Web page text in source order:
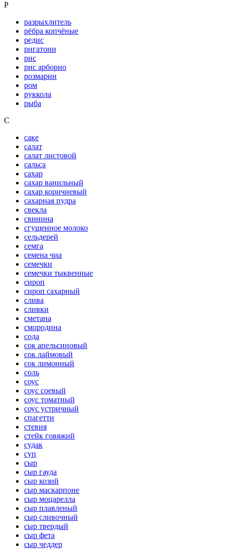
Р
разрыхлитель
рёбра копчёные
редис
ригатони
рис
рис арборио
розмарин
ром
руккола
рыба
С
саке
салат
салат листовой
сальса
сахар
сахар ванильный
сахар коричневый
сахарная пудра
свекла
свинина
сгущенное молоко
сельдерей
семга
семена чиа
семечки
семечки тыквенные
сироп
сироп сахарный
слива
сливки
сметана
смородина
сода
сок апельсиновый
сок лаймовый
сок лимонный
соль
соус
соус соевый
соус томатный
соус устричный
спагетти
стевия
стейк говяжий
судак
суп
сыр
сыр гауда
сыр козий
сыр маскарпоне
сыр моцарелла
сыр плавленый
сыр сливочный
сыр твердый
сыр фета
сыр чеддер